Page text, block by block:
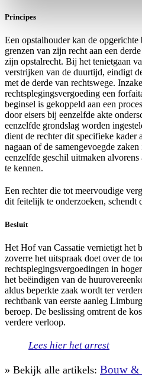
Principes
Een opstalhouder kan de
grenzen van zijn recht aan een
zijn opstalrecht. Bij het tenietgaan
verstrijken van de duurtijd, eindigt
met de derde van rechtswege.
rechtsplegingsvergoeding een
beginsel is gekoppeld aan een
door eisers bij eenzelfde akte
eenzelfde grondslag worden
dient de rechter dit specifieke kader
nagaan of de samengevoegde
eenzelfde geschil uitmaken
te kennen.
Een rechter die tot meervoudige
dit feitelijk te onderzoeken, schendt
Besluit
Het Hof van Cassatie vernietigt het
zoverre het uitspraak doet over de
rechtsplegingsvergoedingen in
het beëindigen van de
aldus beperkte zaak wordt ter
rechtbank van eerste aanleg
beroep. De beslissing omtrent de
verdere verloop.
Lees hier het arrest
» Bekijk alle artikels: Bouw &